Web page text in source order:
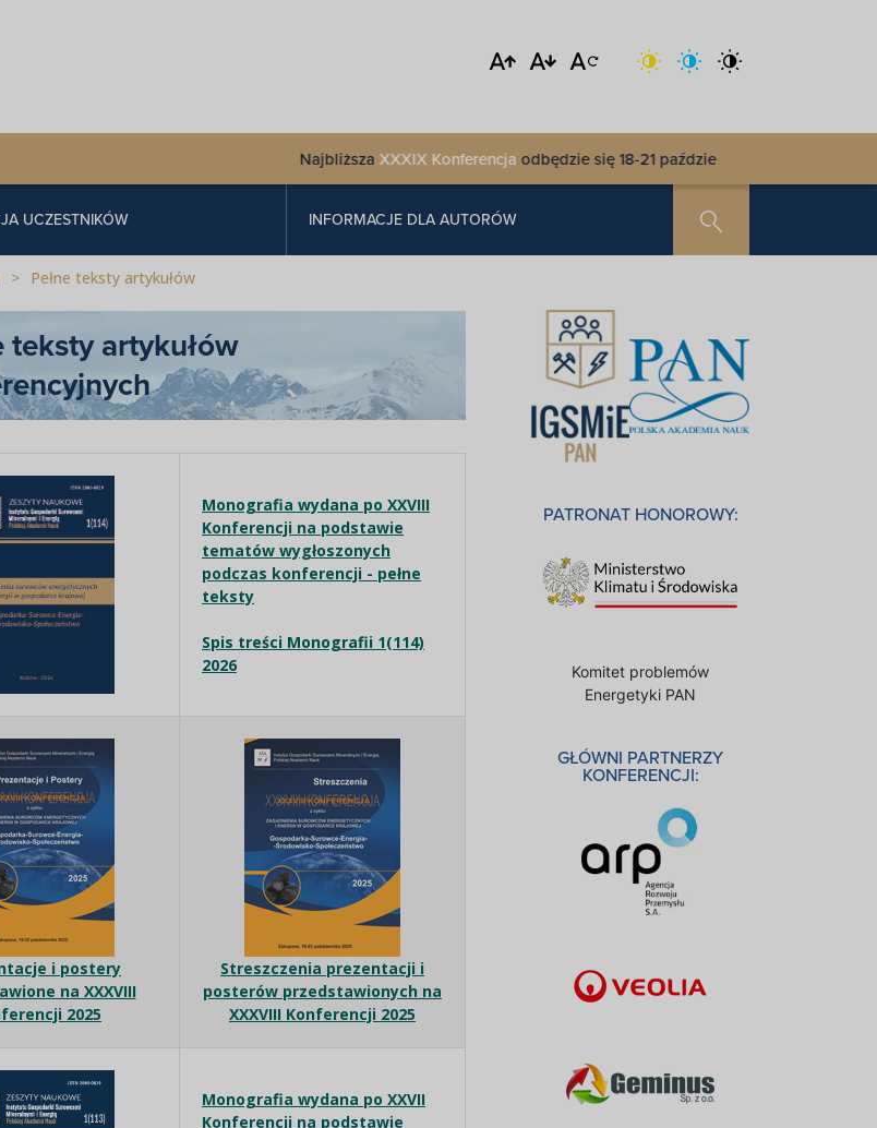
NajbliższaXXXIX Konferencjaodbędzie się 18-21 października 2026 r. w AMW Rewita
UCZESTNIKÓW INFORMACJE DLA AUTORÓW
Pełne teksty artykułów
teksty artykułów
Monografia wydana po XXVIII
Konferencji na podstawie
tematów wygłoszonych
podczas konferencji - pełne
teksty
Spis treści Monografii 1(114)
2026
i postery
na XXXVIII
2025
Streszczenia prezentacji i
posterów przedstawionych na
XXXVIII Konferencji 2025
Monografia wydana po XXVII
Konferencji na podstawie
PATRONAT HONOROWY:
Komitet problemów
Energetyki PAN
GŁÓWNI PARTNERZY
KONFERENCJI: